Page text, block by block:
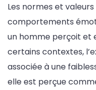
Les normes et
comportements
un homme perçoit et
certains contextes,
associée à une
elle est perçue